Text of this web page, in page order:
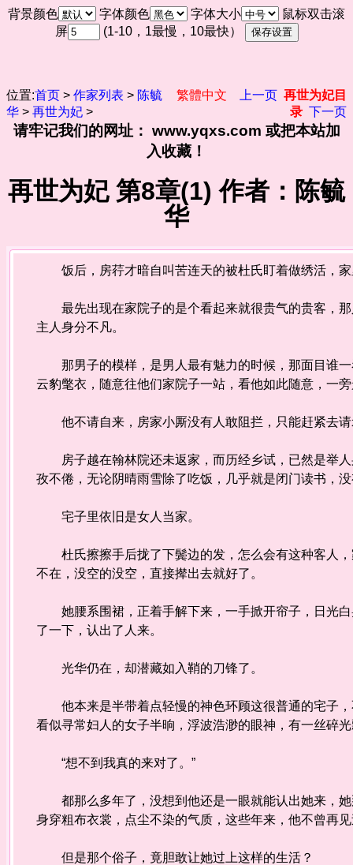
背景颜色 字体颜色 字体大小
鼠标双击滚
屏
(1-10，1最慢，10最快）
位置:首页 > 作家列表 > 陈毓
华 > 再世为妃 >
繁體中文 上一页 再世为妃目
录 下一页
请牢记我们的网址： www.yqxs.com 或把本站加
入收藏！
再世为妃 第8章(1) 作者：陈毓
华
饭后，房荇才暗自叫苦连天的被杜氏盯着做绣活，家
最先出现在家院子的是个看起来就很贵气的贵客，那
主人身分不凡。
那男子的模样，是男人最有魅力的时候，那面目谁一
云豹氅衣，随意往他们家院子一站，看他如此随意，一
他不请自来，房家小厮没有人敢阻拦，只能赶紧去请
房子越在翰林院还未返家，而历经乡试，已然是举人
孜不倦，无论阴晴雨雪除了吃饭，几乎就是闭门读书，
宅子里依旧是女人当家。
杜氏擦擦手后拢了下鬓边的发，怎么会有这种客人，
不在，没空的没空，直接撵出去就好了。
她腰系围裙，正着手解下来，一手掀开帘子，日光白
了一下，认出了人来。
光华仍在，却潜藏如入鞘的刀锋了。
他本来是半带着点轻慢的神色环顾这很普通的宅子，
看似寻常妇人的女子半晌，浮波浩渺的眼神，有一丝碎
“想不到我真的来对了。”
都那么多年了，没想到他还是一眼就能认出她来，她
身穿粗布衣裳，点尘不染的气质，这些年来，他不曾再
但是那个俗子，竟胆敢让她过上这样的生活？